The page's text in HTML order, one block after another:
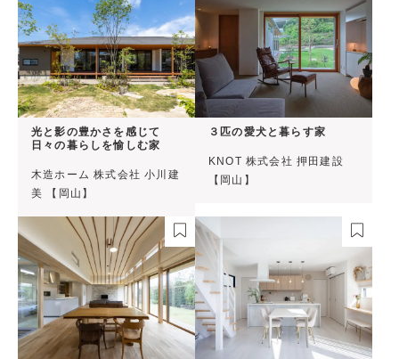
光と影の豊かさを感じて
日々の暮らしを愉しむ家
木造ホーム 株式会社 小川建
美 【岡山】
３匹の愛犬と暮らす家
KNOT 株式会社 押田建設
【岡山】